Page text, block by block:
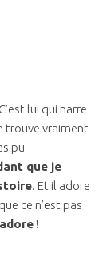
lui qui narre
trouve vraiment
pu
que je
. Et il adore
ce n’est pas
!